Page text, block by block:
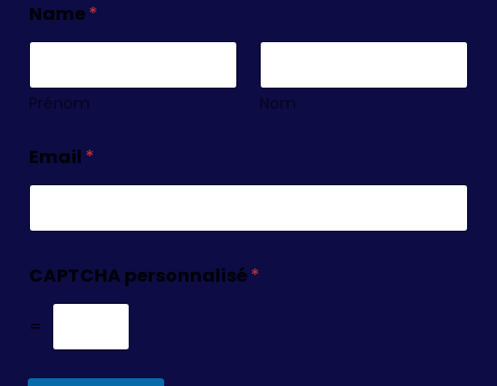
Name*
Prénom Nom
Email *
CAPTCHA personnalisé*
=